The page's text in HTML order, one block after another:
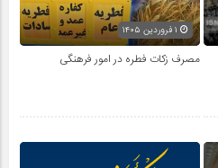
مصرف زکات فطره در امور فرهنگی